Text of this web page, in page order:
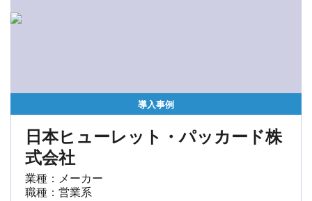
導入事例
日本ヒューレット・パッカード株
式会社
業種：メーカー
職種：営業系